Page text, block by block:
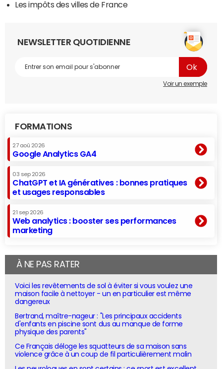
Les impôts des villes de France
NEWSLETTER QUOTIDIENNE
Voir un exemple
FORMATIONS
27 aoû 2026
Google Analytics GA4
03 sep 2026
ChatGPT et IA génératives : bonnes pratiques
et usages responsables
21 sep 2026
Web analytics : booster ses performances
marketing
À NE PAS RATER
Voici les revêtements de sol à éviter si vous voulez une
maison facile à nettoyer - un en particulier est même
dangereux
Bertrand, maître-nageur : "Les principaux accidents
d'enfants en piscine sont dus au manque de forme
physique des parents"
Ce Français déloge les squatteurs de sa maison sans
violence grâce à un coup de fil particulièrement malin